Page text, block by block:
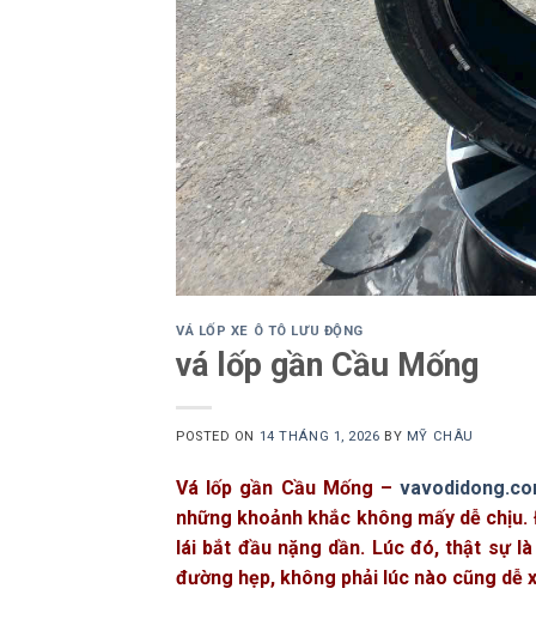
VÁ LỐP XE Ô TÔ LƯU ĐỘNG
vá lốp gần Cầu Mống
POSTED ON 14 THÁNG 1, 2026 BY MỸ CHÂU
Vá lốp gần Cầu Mống –
những khoảnh khắc không mấy dễ
lái bắt đầu nặng dần. Lúc đó, thật sự
đường hẹp, không phải lúc nào cũng dễ